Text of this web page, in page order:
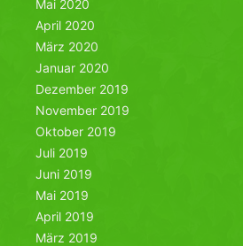
Mai 2020
April 2020
März 2020
Januar 2020
Dezember 2019
November 2019
Oktober 2019
Juli 2019
Juni 2019
Mai 2019
April 2019
März 2019